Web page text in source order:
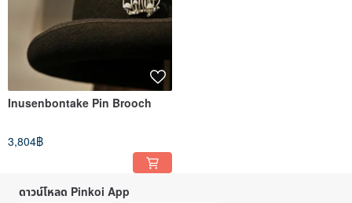
Inusenbontake Pin Brooch
3,804฿
ดาวน์โหลด Pinkoi App